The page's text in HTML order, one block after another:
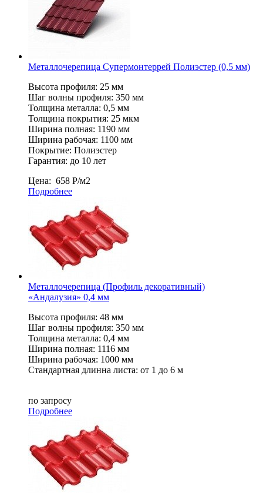
Металлочерепица Супермонтеррей Полиэстер (0,5 мм)
Высота профиля: 25 мм
Шаг волны профиля: 350 мм
Толщина металла: 0,5 мм
Толщина покрытия: 25 мкм
Ширина полная: 1190 мм
Ширина рабочая: 1100 мм
Покрытие: Полиэстер
Гарантия: до 10 лет
Цена: 658 Р/м2
Подробнее
Металлочерепица (Профиль декоративный)
«Андалузия» 0,4 мм
Высота профиля: 48 мм
Шаг волны профиля: 350 мм
Толщина металла: 0,4 мм
Ширина полная: 1116 мм
Ширина рабочая: 1000 мм
Стандартная длинна листа: от 1 до 6 м
по запросу
Подробнее